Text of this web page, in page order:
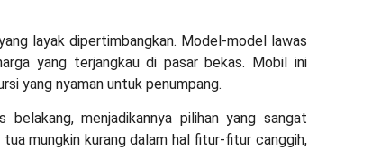
layak dipertimbangkan. Model-model lawas
yang terjangkau di pasar bekas. Mobil ini
yang nyaman untuk penumpang.
menjadikannya pilihan yang sangat
mungkin kurang dalam hal fitur-fitur canggih,